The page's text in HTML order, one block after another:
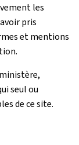
les
pris
et mentions
seul ou
de ce site.